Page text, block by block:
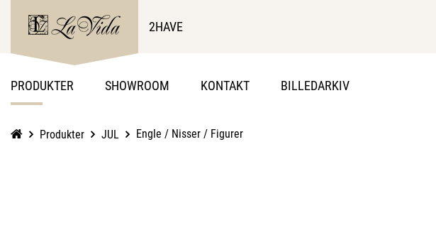
2HAVE
PRODUKTER SHOWROOM KONTAKT BILLEDARKIV
Produkter JUL Engle / Nisser / Figurer